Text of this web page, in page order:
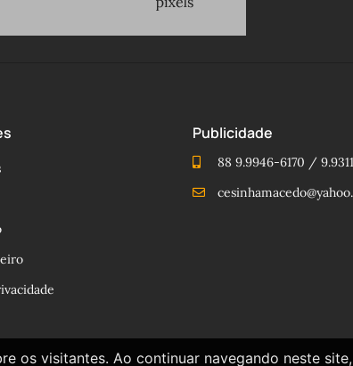
Publicidade
88 9.9946-6170 /
os visitantes. Ao continuar navegando neste